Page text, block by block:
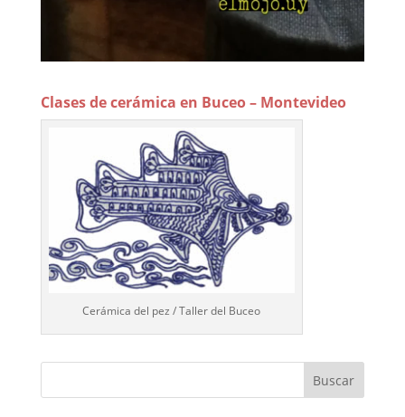
Clases de cerámica en Buceo – Montevideo
Cerámica del pez / Taller del Buceo